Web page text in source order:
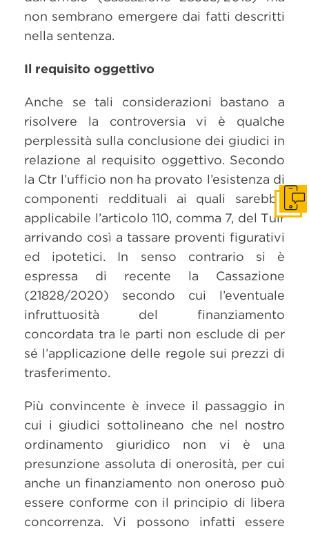
non sembrano emergere dai fatti descritti
nella sentenza.
Il requisito oggettivo
Anche se tali considerazioni bastano a
risolvere la controversia vi è qualche
perplessità sulla conclusione dei giudici in
relazione al requisito oggettivo. Secondo
la Ctr l’ufficio non ha provato l’esistenza di
componenti reddituali ai quali sarebbe
applicabile l’articolo 110, comma 7, del Tuir
arrivando così a tassare proventi figurativi
ed ipotetici. In senso contrario si è
espressa di recente la Cassazione
(21828/2020) secondo cui l’eventuale
infruttuosità del finanziamento
concordata tra le parti non esclude di per
sé l’applicazione delle regole sui prezzi di
trasferimento.
Più convincente è invece il passaggio in
cui i giudici sottolineano che nel nostro
ordinamento giuridico non vi è una
presunzione assoluta di onerosità, per cui
anche un finanziamento non oneroso può
essere conforme con il principio di libera
concorrenza. Vi possono infatti essere
Get